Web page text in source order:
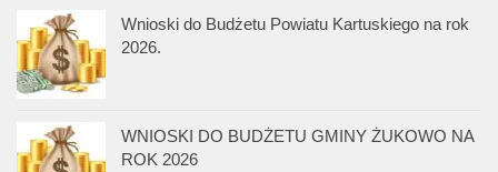
Wnioski do Budżetu Powiatu Kartuskiego na rok
2026.
WNIOSKI DO BUDŻETU GMINY ŻUKOWO NA
ROK 2026